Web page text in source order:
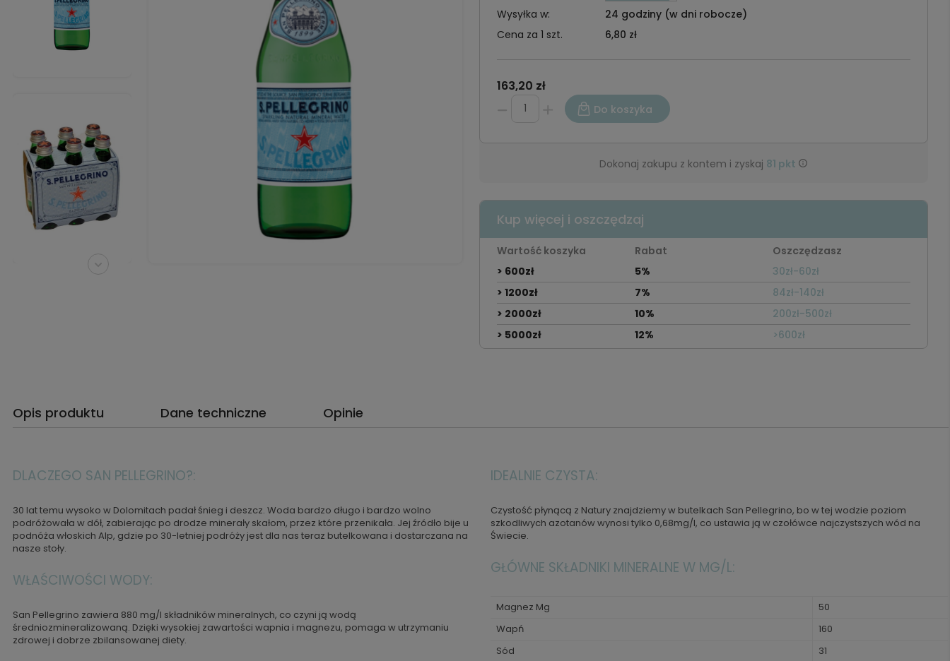
Wysyłka w:
24 godziny (w dni robocze)
Cena za 1 szt.
6,80 zł
163,20 zł
Do koszyka
Dokonaj zakupu z kontem i zyskaj 81 pkt
Kup więcej i oszczędzaj
Wartość koszyka Rabat
Oszczędzasz
> 600zł
5%
30zł-60zł
> 1200zł
7%
84zł-140zł
> 2000zł
10%
200zł-500zł
> 5000zł
12% >600zł
Opis produktu Dane techniczne Opinie
DLACZEGO SAN PELLEGRINO?:
30 lat temu wysoko w Dolomitach padał śnieg i deszcz. Woda bardzo długo i bardzo wolno
podróżowała w dół, zabierając po drodze minerały skałom, przez które przenikała. Jej źródło bije u
podnóża włoskich Alp, gdzie po 30-letniej podróży jest dla nas teraz butelkowana i dostarczana na
nasze stoły.
WŁAŚCIWOŚCI WODY:
San Pellegrino zawiera 880 mg/l składników mineralnych, co czyni ją wodą
średniozmineralizowaną. Dzięki wysokiej zawartości wapnia i magnezu, pomaga w utrzymaniu
zdrowej i dobrze zbilansowanej diety.
IDEALNIE CZYSTA:
Czystość płynącą z Natury znajdziemy w butelkach San Pellegrino, bo w tej wodzie poziom
szkodliwych azotanów wynosi tylko 0,68mg/l, co ustawia ją w czołówce najczystszych wód na
Świecie.
GŁÓWNE SKŁADNIKI MINERALNE W MG/L:
Magnez Mg
50
Wapń
160
Sód
31